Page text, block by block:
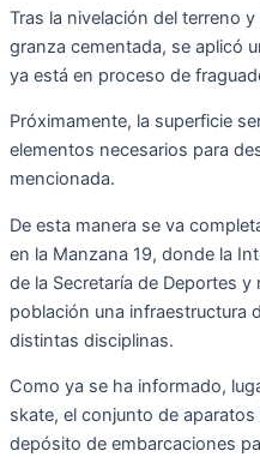
Tras la nivelación del terreno
granza cementada, se aplicó
ya está en proceso de
Próximamente, la superficie
elementos necesarios para
mencionada.
De esta manera se va
en la Manzana 19, donde la
de la Secretaría de Deportes
población una infraestructura
distintas disciplinas.
Como ya se ha informado,
skate, el conjunto de
depósito de embarcaciones